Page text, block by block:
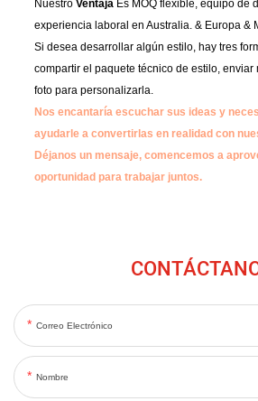
NuestroVentaja Es MOQ flexible, equipo de
experiencia laboral en Australia. & Europa &
Si desea desarrollar algún estilo, hay tres
compartir el paquete técnico de estilo, enviar
foto para personalizarla.
Nos encantaría escuchar sus ideas y
ayudarle a convertirlas en realidad con
Déjanos un mensaje, comencemos a
oportunidad para trabajar juntos.
Correo Electrónico
Nombre